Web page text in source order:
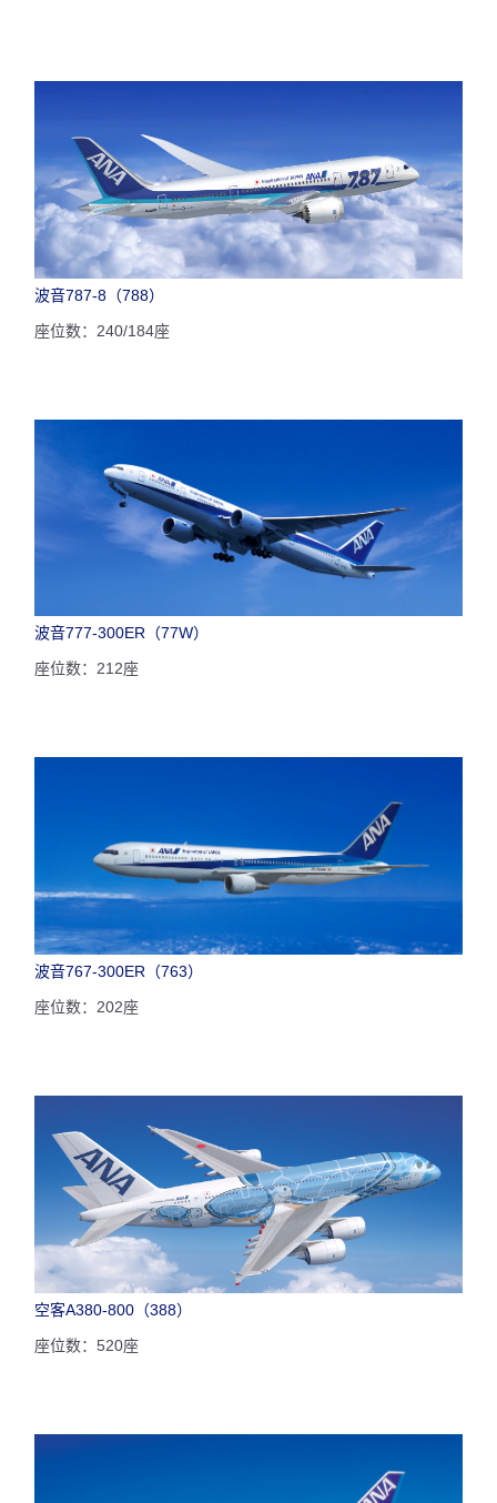
波音787-8（788）
座位数：240/184座
波音777-300ER（77W）
座位数：212座
波音767-300ER（763）
座位数：202座
空客A380-800（388）
座位数：520座